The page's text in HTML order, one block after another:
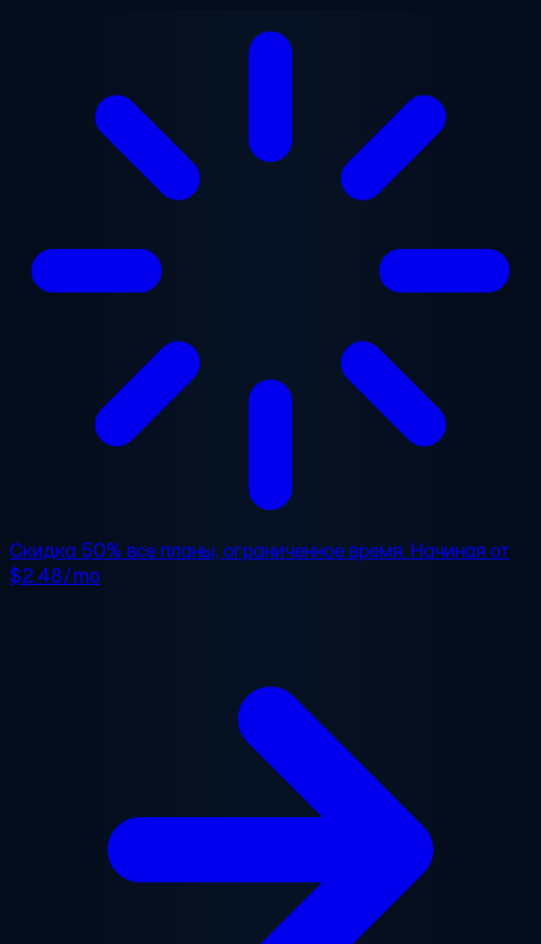
Перейти к основному содержанию
Скидка 50% все планы, ограниченное время. Начиная от
$2.48/mo